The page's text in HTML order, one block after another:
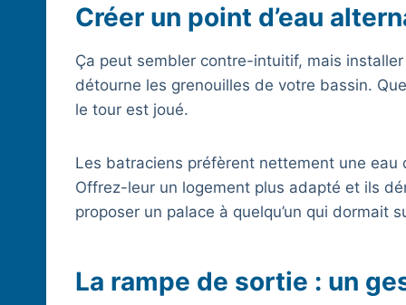
Créer un point d’eau
Ça peut sembler contre-intuitif, mais
détourne les grenouilles de votre bassin.
le tour est joué.
Les batraciens préfèrent nettement une
Offrez-leur un logement plus adapté et ils
proposer un palace à quelqu’un qui dormait
La rampe de sortie : un